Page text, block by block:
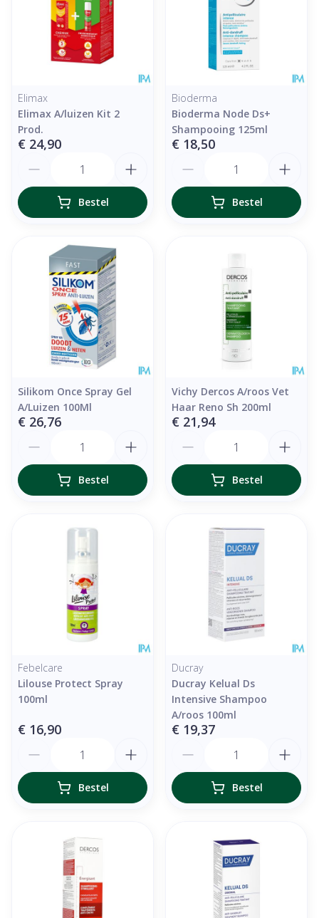
Elimax
Elimax A/luizen Kit 2
Prod.
€ 24,90
Bestel
Bioderma
Bioderma Node Ds+
Shampooing 125ml
€ 18,50
Bestel
Silikom Once Spray Gel
A/Luizen 100Ml
€ 26,76
Bestel
Vichy Dercos A/roos Vet
Haar Reno Sh 200ml
€ 21,94
Bestel
Febelcare
Lilouse Protect Spray
100ml
€ 16,90
Bestel
Ducray
Ducray Kelual Ds
Intensive Shampoo
A/roos 100ml
€ 19,37
Bestel